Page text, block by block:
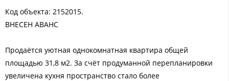
Код объекта: 2152015.
ВНЕСЕН АВАНС
Продаётся уютная однокомнатная квартира общей
площадью 31,8 м2. За счёт продуманной перепланировки
увеличена кухня пространство стало более